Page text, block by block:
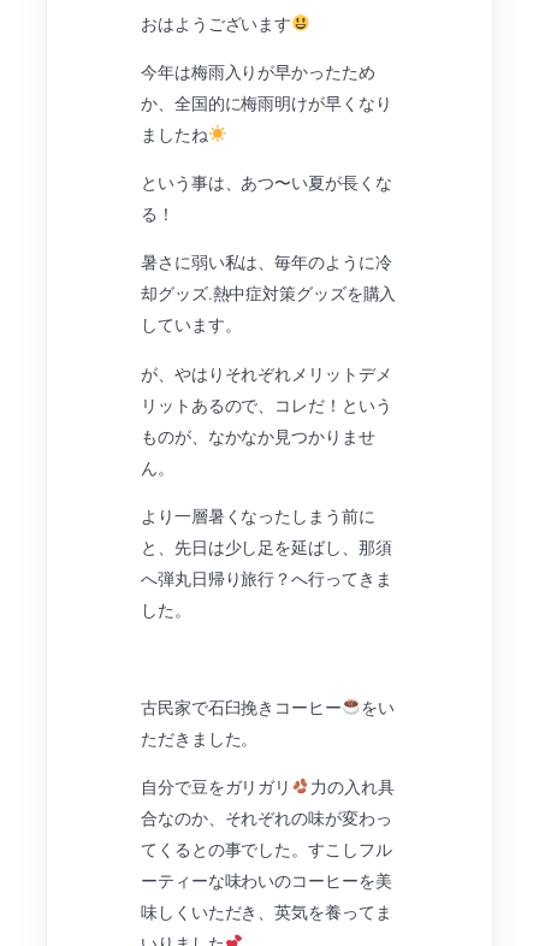
おはようございます
今年は梅雨入りが早かったため
か、全国的に梅雨明けが早くなり
ましたね
という事は、あつ〜い夏が長くな
る！
暑さに弱い私は、毎年のように冷
却グッズ.熱中症対策グッズを購入
しています。
が、やはりそれぞれメリットデメ
リットあるので、コレだ！という
ものが、なかなか見つかりませ
ん。
より一層暑くなったしまう前に
と、先日は少し足を延ばし、那須
へ弾丸日帰り旅行？へ行ってきま
した。
古民家で石臼挽きコーヒー
をい
ただきました。
自分で豆をガリガリ
力の入れ具
合なのか、それぞれの味が変わっ
てくるとの事でした。すこしフル
ーティーな味わいのコーヒーを美
味しくいただき、英気を養ってま